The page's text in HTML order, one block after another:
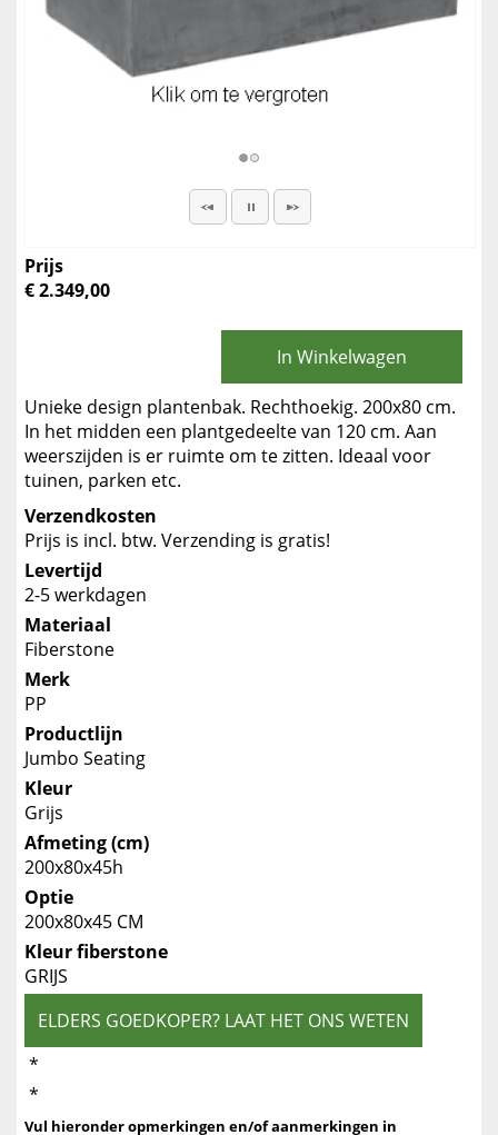
Prijs
€ 2.349,00
In Winkelwagen
Unieke design plantenbak. Rechthoekig. 200x80 cm.
In het midden een plantgedeelte van 120 cm. Aan
weerszijden is er ruimte om te zitten. Ideaal voor
tuinen, parken etc.
Verzendkosten
Prijs is incl. btw. Verzending is gratis!
Levertijd
2-5 werkdagen
Materiaal
Fiberstone
Merk
PP
Productlijn
Jumbo Seating
Kleur
Grijs
Afmeting (cm)
200x80x45h
Optie
200x80x45 CM
Kleur fiberstone
GRIJS
ELDERS GOEDKOPER? LAAT HET ONS WETEN
*
*
Vul hieronder opmerkingen en/of aanmerkingen in